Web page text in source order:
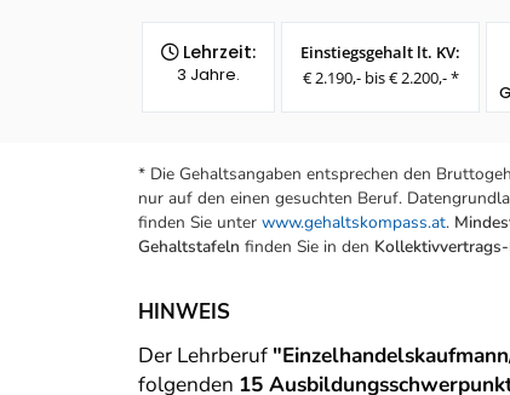
Lehrzeit:
3 Jahre.
Einstiegsgehalt lt. KV:
€ 2.190,- bis € 2.200,- *
* Die Gehaltsangaben entsprechen den
nur auf den einen gesuchten Beruf.
finden Sie unter www.gehaltskompass.at.
Gehaltstafeln finden Sie in den
HINWEIS
Der Lehrberuf
folgenden 15